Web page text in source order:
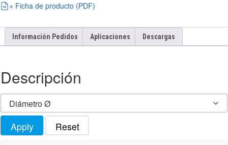
+ Ficha de producto (PDF)
Información Pedidos Aplicaciones Descargas
Descripción
Diámetro Ø
Apply Reset